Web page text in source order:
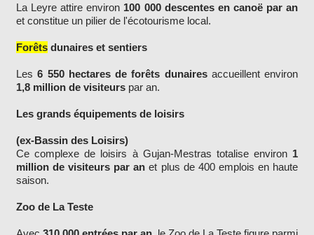
La Leyre attire environ 100 000 descentes en canoë par an
et constitue un pilier de l'écotourisme local.
Forêts dunaires et sentiers
Les6 550 hectares de forêts dunairesaccueillent environ
1,8 million de visiteurs par an.
Les grands équipements de loisirs
(ex-Bassin des Loisirs)
Ce complexe de loisirs à Gujan-Mestras totalise environ 1
million de visiteurs par an et plus de 400 emplois en haute
saison.
Zoo de La Teste